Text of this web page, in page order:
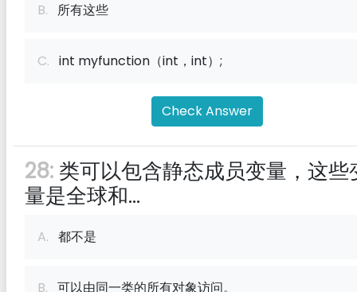
B. 所有这些
C. int myfunction（int，int）;
Check Answer
28: 类可以包含静态成员变量，这些
量是全球和...
A. 都不是
B. 可以由同一类的所有对象访问。